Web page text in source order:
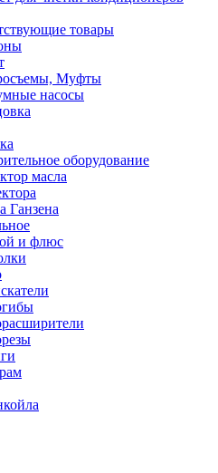
товары
Муфты
насосы
оборудование
масла
Ганзена
и флюс